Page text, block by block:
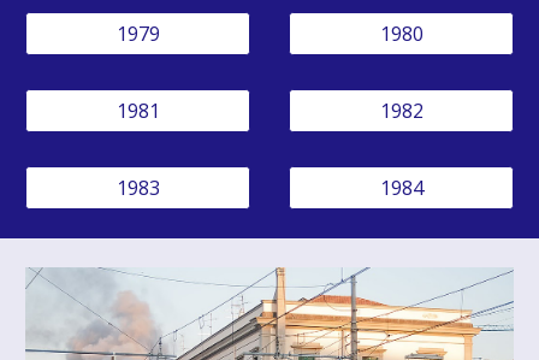
1979
1981
1983
1980
1982
1984